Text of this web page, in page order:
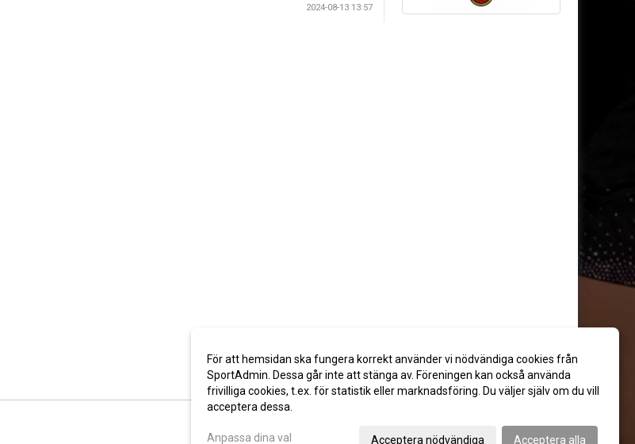
2024-08-13 13:57
För att hemsidan ska fungera korrekt använder vi nödvändiga cookies från
SportAdmin. Dessa går inte att stänga av. Föreningen kan också använda
frivilliga cookies, t.ex. för statistik eller marknadsföring. Du väljer själv om du vill
acceptera dessa.
Anpassa dina val Acceptera nödvändiga Acceptera alla